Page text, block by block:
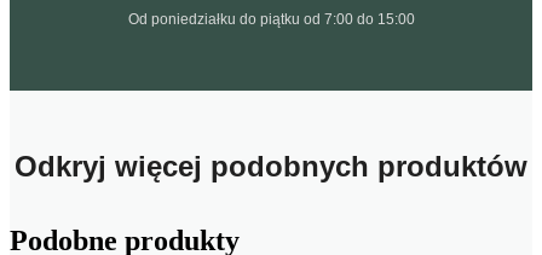
Od poniedziałku do piątku od 7:00 do 15:00
Odkryj więcej podobnych produktów
Podobne produkty